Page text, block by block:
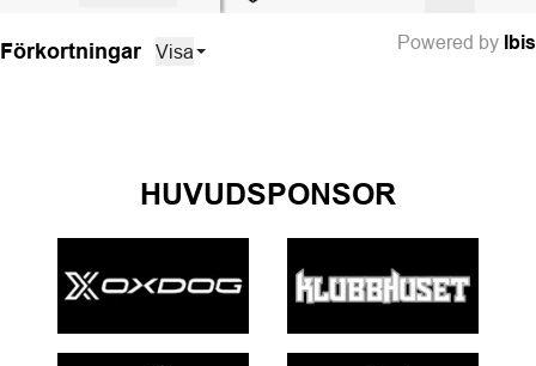
Powered by Ibis
Förkortningar Visa
HUVUDSPONSOR